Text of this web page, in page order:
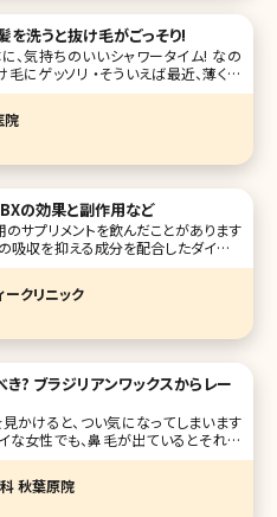
を洗うと抜け毛がごっそり!
気持ちのいいシャワータイム! なの
にゲッソリ ・そういえば最近、薄くな
ンという男
院
の効果と副作用など
のサプリメントを飲んだことがあります
収を抑える成分を配合したダイエッ
トはいくつもありますが、体重を維持す
と感じている方が多いのではないでし
ェックしてほしいのが美容クリニックで
ークリニック
? ブラジリアンワックスからレー
かけると、つい気になってしまいます
な女性でも、鼻毛が出ているとそれだ
まいます。ほとんどの方が自分で鼻毛
処理する際に粘膜を傷付けてしまうと
がることも。 今回は鼻毛の仕組みや鼻
秋葉原院